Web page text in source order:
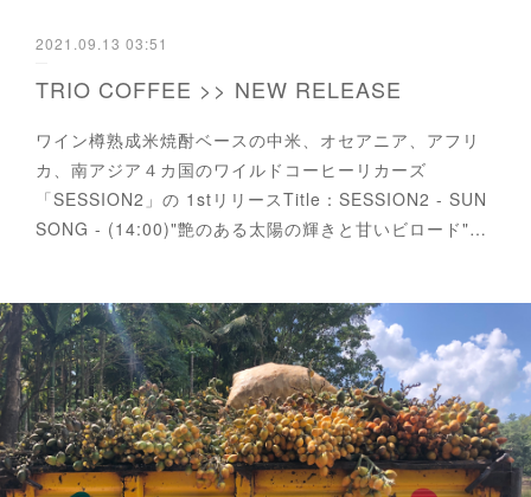
2021.09.13 03:51
TRIO COFFEE >> NEW RELEASE
ワイン樽熟成米焼酎ベースの中米、オセアニア、アフリ
カ、南アジア４カ国のワイルドコーヒーリカーズ
「SESSION2」の 1stリリースTitle：SESSION2 - SUN
SONG - (14:00)"艶のある太陽の輝きと甘いビロード"…